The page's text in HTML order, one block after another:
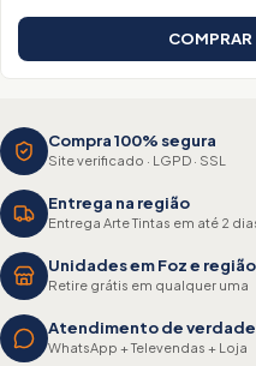
COMPRAR
Compra 100% segura
Site verificado · LGPD · SSL
Entrega na região
Entrega Arte Tintas em até 2
Unidades em Foz e região
Retire grátis em qualquer uma
Atendimento de verdade
WhatsApp + Televendas + Loja